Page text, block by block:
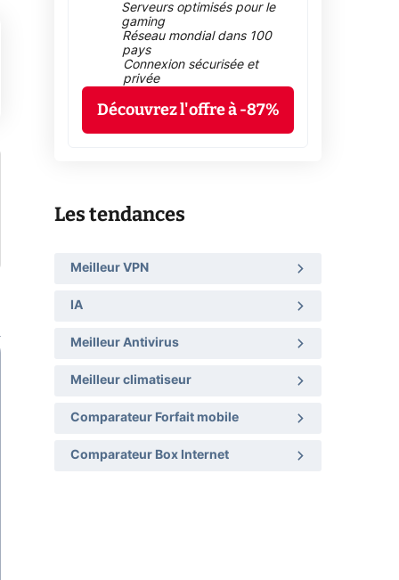
Serveurs optimisés pour le
gaming
Réseau mondial dans 100
pays
Connexion sécurisée et
privée
Découvrez l'offre à -87%
Les tendances
Meilleur VPN
IA
Meilleur Antivirus
Meilleur climatiseur
Comparateur Forfait mobile
Comparateur Box Internet